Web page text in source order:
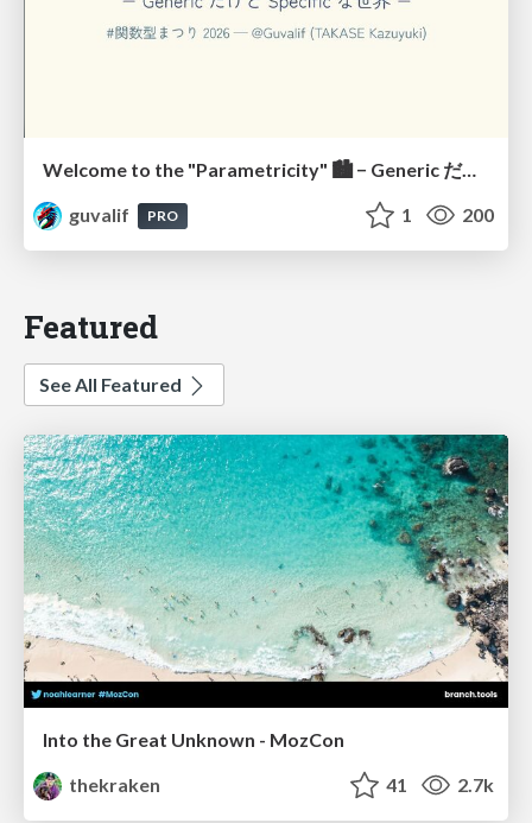
Welcome to the "Parametricity" 🏙️ − Generic だけど Specific な世界 −
guvalif
PRO 1 200
Featured
See All Featured
Into the Great Unknown - MozCon
thekraken
41 2.7k